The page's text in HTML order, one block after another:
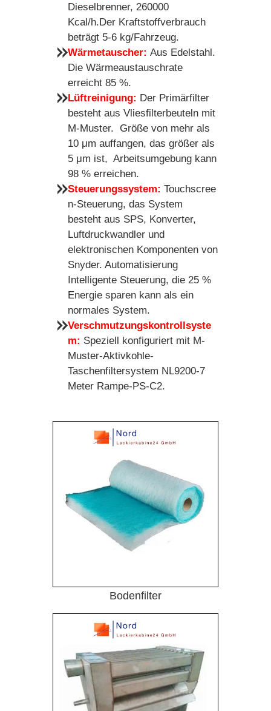
Dieselbrenner, 260000
Kcal/h.Der Kraftstoffverbrauch
beträgt 5-6 kg/Fahrzeug.
Wärmetauscher: Aus Edelstahl.
Die Wärmeaustauschrate
erreicht 85 %.
Lüftreinigung: Der Primärfilter
besteht aus Vliesfilterbeuteln mit
M-Muster. Größe von mehr als
10 μm auffangen, das größer als
5 μm ist, Arbeitsumgebung kann
98 % erreichen.
Steuerungssystem: Touchscree
n-Steuerung, das System
besteht aus SPS, Konverter,
Luftdruckwandler und
elektronischen Komponenten von
Snyder. Automatisierung
Intelligente Steuerung, die 25 %
Energie sparen kann als ein
normales System.
Verschmutzungskontrollsyste
m: Speziell konfiguriert mit M-
Muster-Aktivkohle-
Taschenfiltersystem NL9200-7
Meter Rampe-PS-C2.
Bodenfilter